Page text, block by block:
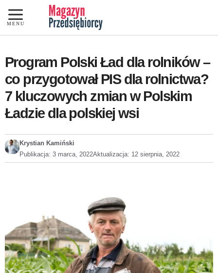
Przejdź
do
treści
MENU
Program Polski Ład dla rolników –
co przygotował PIS dla rolnictwa?
7 kluczowych zmian w Polskim
Ładzie dla polskiej wsi
Krystian Kamiński
Publikacja: 3 marca, 2022Aktualizacja: 12 sierpnia, 2022